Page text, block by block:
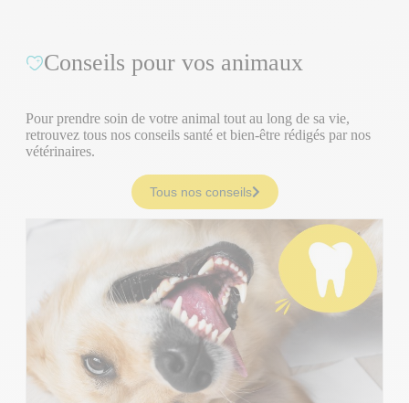
Conseils pour vos animaux
Pour prendre soin de votre animal tout au long de sa vie,
retrouvez tous nos conseils santé et bien-être rédigés par nos
vétérinaires.
Tous nos conseils